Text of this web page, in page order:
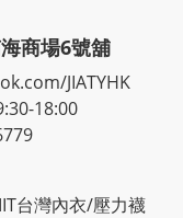
商場6號舖
JIATYHK
18:00
台灣內衣/壓力襪